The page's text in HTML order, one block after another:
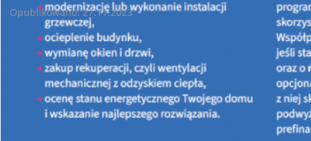
Opublikowano: 27.11.2023
W związku z sygnalizowanymi w ramach
Programu „Czyste
Powietrze”działaniami nieuczciwych instalatorów pomp
ciepła, rekomendujemy by uwrażliwić również beneficjentów
końcowychProgramu „Ciepłe Mieszkanie”
na otrzymywane
oferty nowego źródła ciepła. Prosimy naszych
Wnioskodawców, Beneficjentów i Beneficjentów końcowych o
rozwagę w wyborze dostawcy i firmy instalacyjnej realizującej